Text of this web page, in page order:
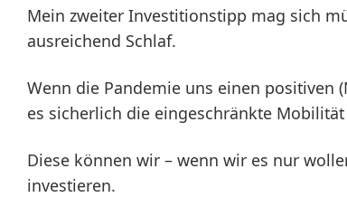
Mein zweiter Investitionstipp mag sich
ausreichend Schlaf.
Wenn die Pandemie uns einen positiven
es sicherlich die eingeschränkte
Diese können wir – wenn wir es nur
investieren.